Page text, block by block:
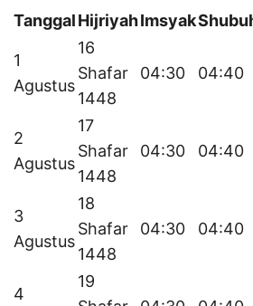
TanggalHijriyahImsyak
1
Agustus
16
Shafar
1448
04:30 04:40
2
Agustus
17
Shafar
1448
04:30 04:40
3
Agustus
18
Shafar
1448
04:30 04:40
4
19